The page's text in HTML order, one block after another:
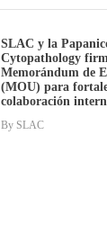
SLAC y la
Cytopathology
Memorándum de
(MOU) para
colaboración
By SLAC